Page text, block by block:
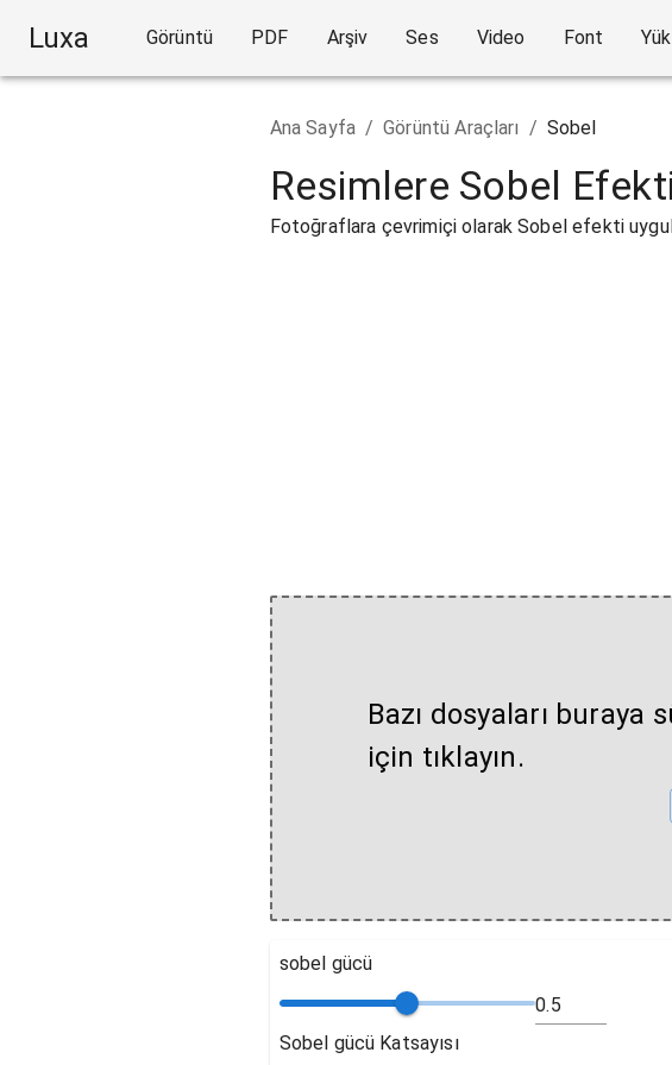
Luxa Görüntü PDF Arşiv Ses Video Font
Ana Sayfa / Görüntü Araçları / Sobel
Resimlere Sobel
Fotoğraflara çevrimiçi olarak Sobel efekti
Bazı dosyaları buraya
için tıklayın.
sobel gücü
Sobel gücü Katsayısı